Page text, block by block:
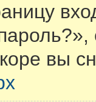
вы